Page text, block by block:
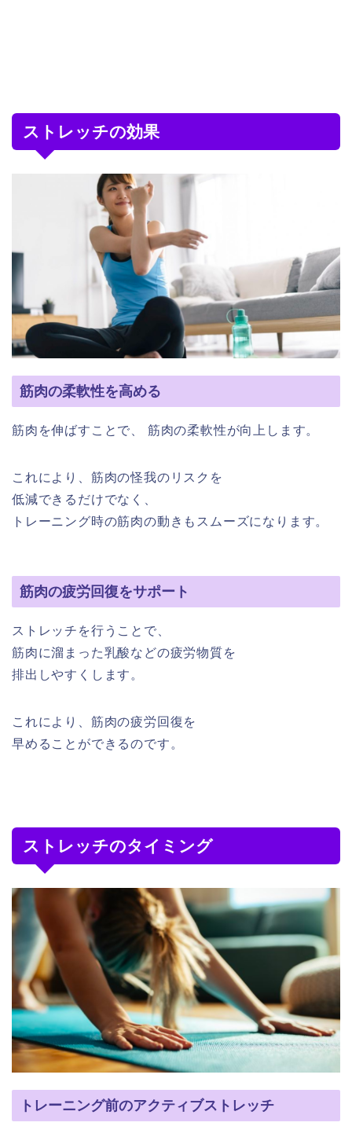
ストレッチの効果
筋肉の柔軟性を高める
筋肉を伸ばすことで、 筋肉の柔軟性が向上します。
これにより、筋肉の怪我のリスクを
低減できるだけでなく、
トレーニング時の筋肉の動きもスムーズになります。
筋肉の疲労回復をサポート
ストレッチを行うことで、
筋肉に溜まった乳酸などの疲労物質を
排出しやすくします。
これにより、筋肉の疲労回復を
早めることができるのです。
ストレッチのタイミング
トレーニング前のアクティブストレッチ